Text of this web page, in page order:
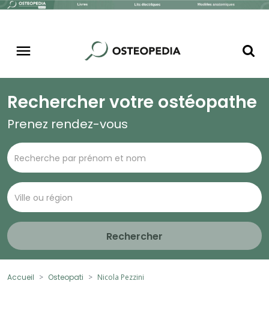
Rechercher votre ostéopathe
Prenez rendez-vous
Rechercher
Accueil Osteopati Nicola Pezzini